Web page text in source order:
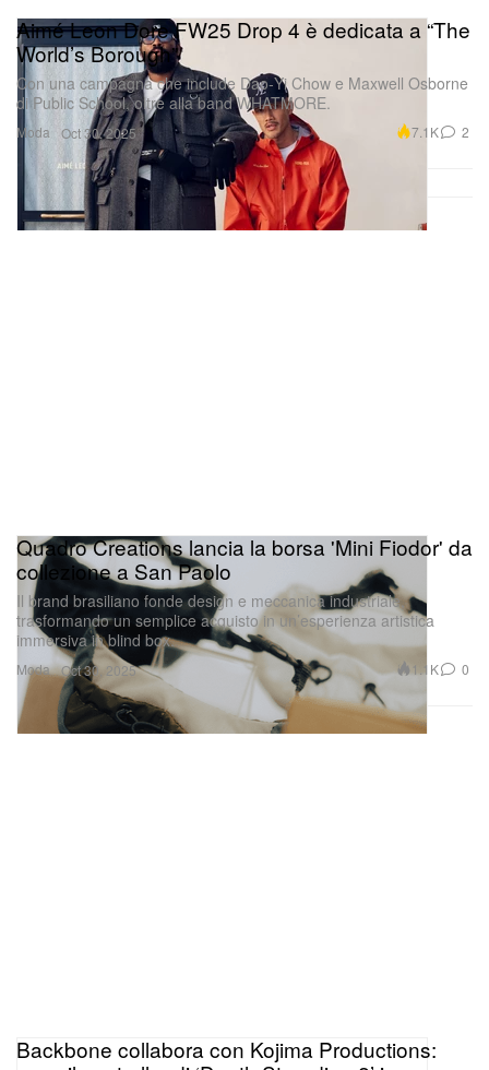
Moda
Aimé Leon Dore FW25 Drop 4 è dedicata a “The
World’s Borough”
Con una campagna che include Dao‑Yi Chow e Maxwell Osborne
di Public School, oltre alla band WHATMORE.
Oct 30, 2025 7.1K 2
Moda
Quadro Creations lancia la borsa 'Mini Fiodor' da
collezione a San Paolo
Il brand brasiliano fonde design e meccanica industriale,
trasformando un semplice acquisto in un’esperienza artistica
immersiva in blind box.
Oct 30, 2025 1.1K 0
Backbone collabora con Kojima Productions: